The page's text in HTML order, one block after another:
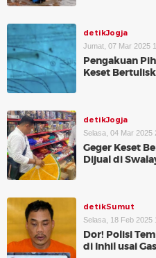
detikJogja
Jumat, 07 Mar 2025
Pengakuan
Keset
detikJogja
Selasa, 04 Mar 2025
Geger Keset
Dijual di
detikSumut
Selasa, 18 Feb 2025
Dor! Polisi
di Inhil usai